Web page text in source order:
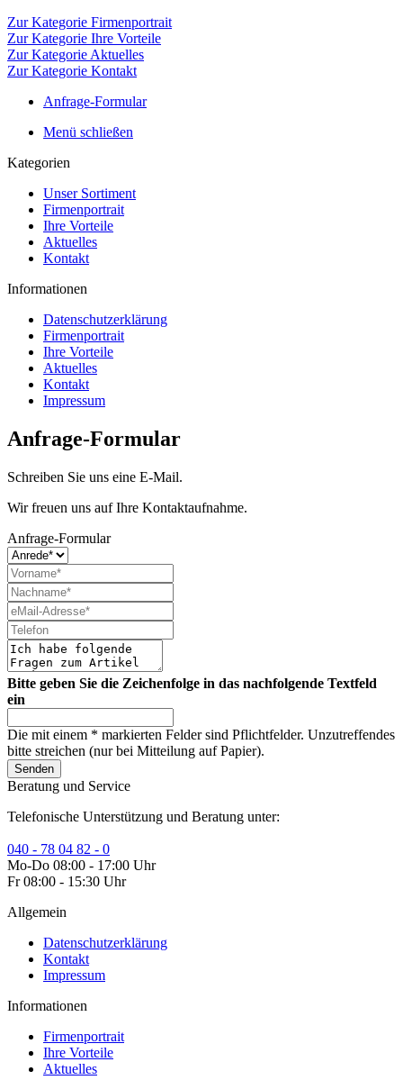
Zur Kategorie Firmenportrait
Zur Kategorie Ihre Vorteile
Zur Kategorie Aktuelles
Zur Kategorie Kontakt
Anfrage-Formular
Menü schließen
Kategorien
Unser Sortiment
Firmenportrait
Ihre Vorteile
Aktuelles
Kontakt
Informationen
Datenschutzerklärung
Firmenportrait
Ihre Vorteile
Aktuelles
Kontakt
Impressum
Anfrage-Formular
Schreiben Sie uns eine E-Mail.
Wir freuen uns auf Ihre Kontaktaufnahme.
Anfrage-Formular
Bitte geben Sie die Zeichenfolge in das nachfolgende Textfeld
ein
Die mit einem * markierten Felder sind Pflichtfelder. Unzutreffendes
bitte streichen (nur bei Mitteilung auf Papier).
Senden
Beratung und Service
Telefonische Unterstützung und Beratung unter:
040 - 78 04 82 - 0
Mo-Do 08:00 - 17:00 Uhr
Fr 08:00 - 15:30 Uhr
Allgemein
Datenschutzerklärung
Kontakt
Impressum
Informationen
Firmenportrait
Ihre Vorteile
Aktuelles